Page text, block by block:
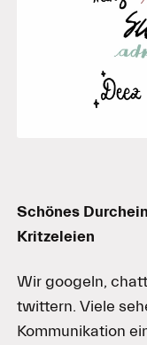
Schönes
Kritzeleien
Wir googeln,
twittern. Viele
Kommunikation